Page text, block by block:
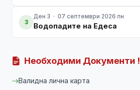
3
Ден 3 · 07 септември 2026 пн
Водопадите на Едеса
Необходими Документи !
Валидна лична карта